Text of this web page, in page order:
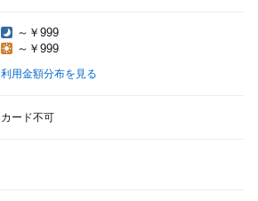
～￥999
～￥999
利用金額分布を見る
カード不可